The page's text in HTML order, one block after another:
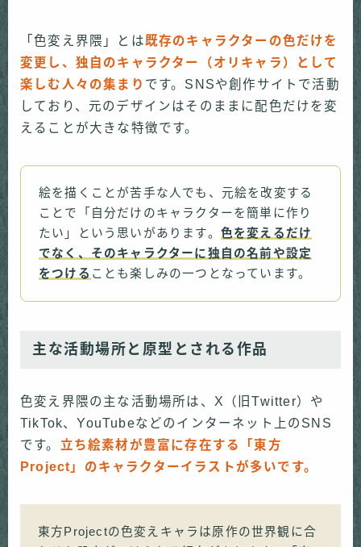
「色変え界隈」とは既存のキャラクターの色だけを
変更し、独自のキャラクター（オリキャラ）として
楽しむ人々の集まり です。SNSや創作サイトで活動
しており、元のデザインはそのままに配色だけを変
えることが大きな特徴です。
絵を描くことが苦手な人でも、元絵を改変する
ことで「自分だけのキャラクターを簡単に作り
たい」という思いがあります。 色を変えるだけ
でなく、そのキャラクターに独自の名前や設定
をつける ことも楽しみの一つとなっています。
主な活動場所と原型とされる作品
色変え界隈の主な活動場所は、X（旧Twitter）や
TikTok、YouTubeなどのインターネット上のSNS
です。 立ち絵素材が豊富に存在する「東方
Project」のキャラクターイラストが多いです。
東方Projectの色変えキャラは原作の世界観に合